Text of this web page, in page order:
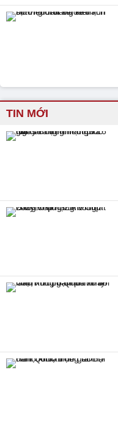
TIN MỚI